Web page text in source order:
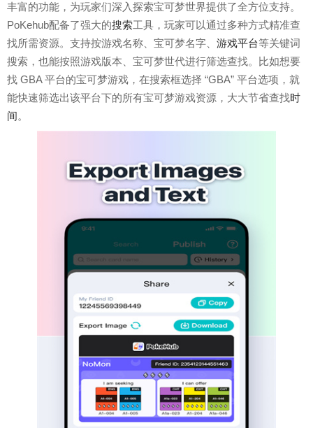
丰富的功能，为玩家们深入探索宝可梦世界提供了全方位支持。
PoKehub配备了强大的搜索工具，玩家可以通过多种方式精准查
找所需资源。支持按游戏名称、宝可梦名字、 游戏平台等关键词
搜索，也能按照游戏版本、宝可梦世代进行筛选查找。比如想要
找 GBA 平台的宝可梦游戏，在搜索框选择 “GBA” 平台选项，就
能快速筛选出该平台下的所有宝可梦游戏资源，大大节省查找时
间。